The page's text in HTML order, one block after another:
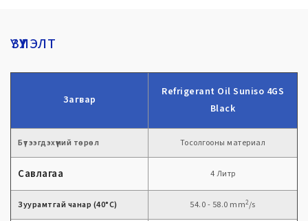
ҮЗҮҮЛЭЛТ
Загвар
Refrigerant Oil Suniso 4GS
Black
Бүтээгдэхүүний төрөл Тосолгооны материал
Савлагаа 4 Литр
Зуурамтгай чанар (40°C) 54.0 - 58.0 mm2/s